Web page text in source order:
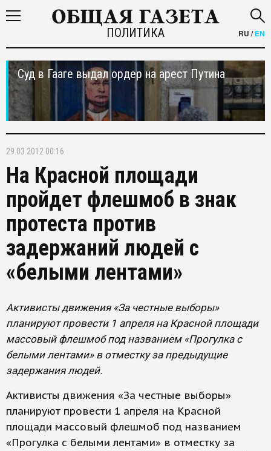
ПОЛИТИКА RU /EN
Суд в Гааге выдал ордер на арест Путина
29.03.2012 00:16
На Красной площади
пройдет флешмоб в знак
протеста против
задержаний людей с
«белыми лентами»
Активисты движения «За честные выборы»
планируют провести 1 апреля на Красной площади
массовый флешмоб под названием «Прогулка с
белыми лентами» в отместку за предыдущие
задержания людей.
Активисты движения «За честные выборы»
планируют провести 1 апреля на Красной
площади массовый флешмоб под названием
«Прогулка с белыми лентами» в отместку за